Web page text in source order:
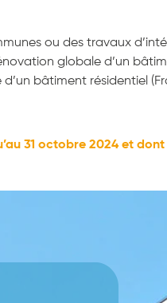
ou des travaux
globale d’un
bâtiment résidentiel
31 octobre 2024 et